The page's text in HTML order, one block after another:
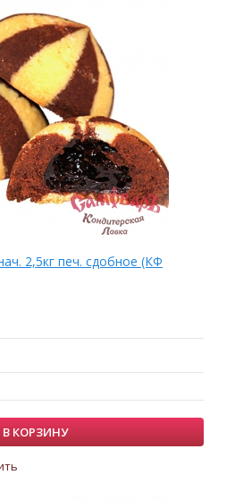
2,5кг печ. сдобное (КФ
В КОРЗИНУ